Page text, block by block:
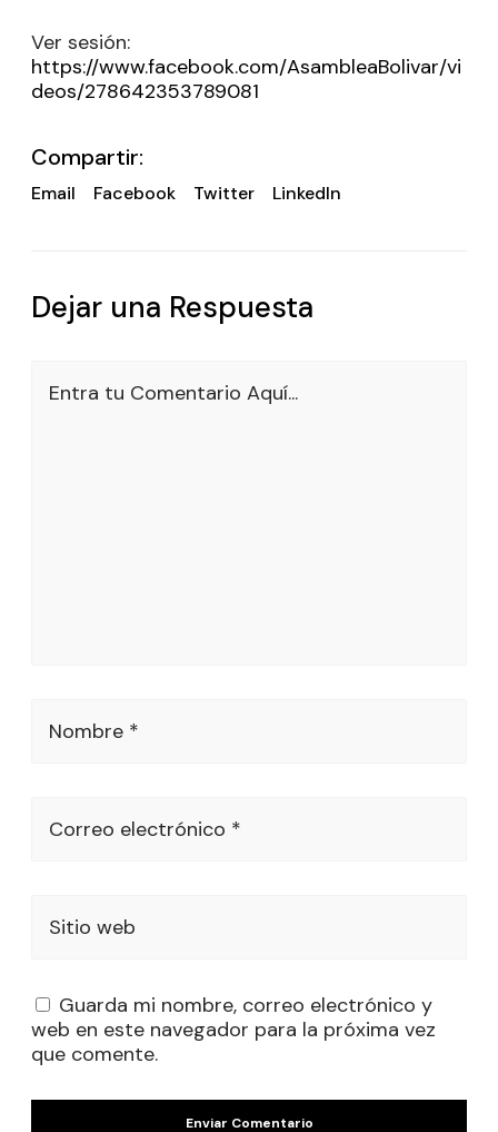
Ver sesión:
https://www.facebook.com/AsambleaBolivar/vi
deos/278642353789081
Compartir:
Email Facebook Twitter LinkedIn
Dejar una Respuesta
Entra tu Comentario Aquí...
Nombre *
Correo electrónico *
Sitio web
Guarda mi nombre, correo electrónico y
web en este navegador para la próxima vez
que comente.